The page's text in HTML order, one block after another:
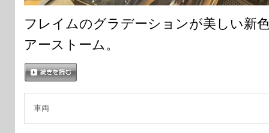
フレイムのグラデーションが美しい新
アーストーム。
車両